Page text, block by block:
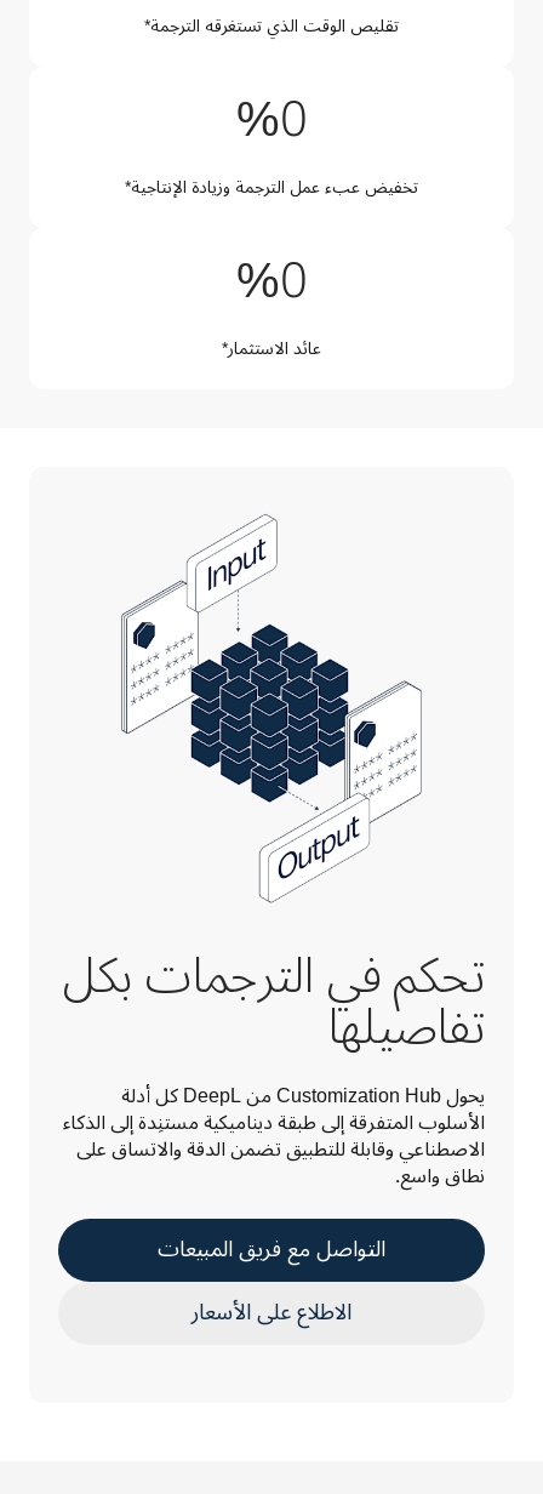
تقليص الوقت الذي تستغرقه الترجمة*
%0
%50
تخفيض عبء عمل الترجمة وزيادة الإنتاجية*
%0
%345
عائد الاستثمار*
تحكم في الترجمات بكل
تفاصيلها
نطاق واسع.
التواصل مع فريق المبيعات
الاطلاع على الأسعار